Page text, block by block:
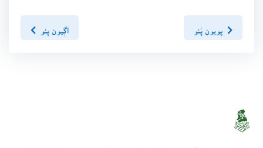
اڳيون پنو